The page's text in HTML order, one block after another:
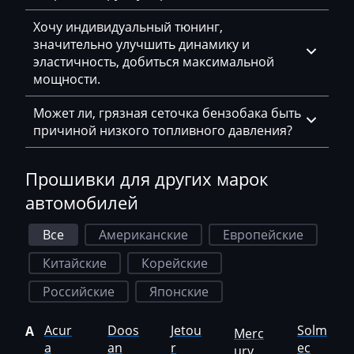
Haima
Hamm
Hatz
Hawtai
Higer
Hino
Hitachi
Honda
Howo
Хочу индивидуальный тюнинг,
значительно улучшить динамику и
эластичность, добиться максимальной
мощности.
Может ли, грязная сеточка бензобака быть
причиной низкого топливного давления?
Прошивки для других марок
автомобилей
Все Американские
Европейские
Китайские
Корейские
Российские
Японские
A Acur
a
Doos
an
Jetou
r
Merc
Solm
ec